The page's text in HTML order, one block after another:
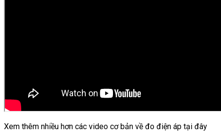
Xem thêm nhiều hơn các video cơ bản về đo điện áp tại đây